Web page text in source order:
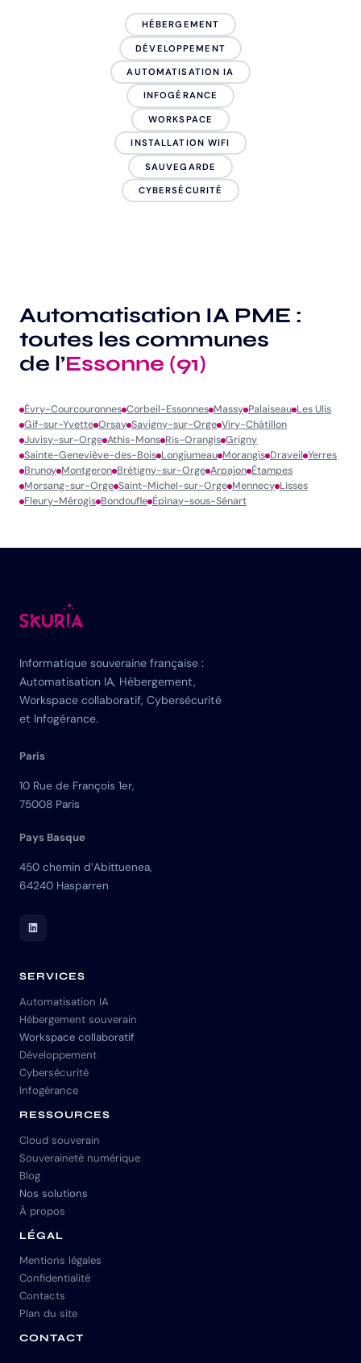
HÉBERGEMENT
DÉVELOPPEMENT
AUTOMATISATION IA
INFOGÉRANCE
WORKSPACE
INSTALLATION WIFI
SAUVEGARDE
CYBERSÉCURITÉ
Automatisation IA PME :
toutes les communes
de l’Essonne (91)
Évry-Courcouronnes Corbeil-Essonnes Massy Palaiseau Les Ulis
Gif-sur-Yvette Orsay Savigny-sur-Orge Viry-Châtillon
Juvisy-sur-Orge Athis-Mons Ris-Orangis Grigny
Sainte-Geneviève-des-Bois Longjumeau Morangis Draveil Yerres
Brunoy Montgeron Brétigny-sur-Orge Arpajon Étampes
Morsang-sur-Orge Saint-Michel-sur-Orge Mennecy Lisses
Fleury-Mérogis Bondoufle Épinay-sous-Sénart
Informatique souveraine française :
Automatisation IA, Hébergement,
Workspace collaboratif, Cybersécurité
et Infogérance.
Paris
10 Rue de François 1er,
75008 Paris
Pays Basque
450 chemin d’Abittuenea,
64240 Hasparren
LinkedIn Skuria
SERVICES
Automatisation IA
Hébergement souverain
Workspace collaboratif
Développement
Cybersécurité
Infogérance
RESSOURCES
Cloud souverain
Souveraineté numérique
Blog
Nos solutions
À propos
LÉGAL
Mentions légales
Confidentialité
Contacts
Plan du site
CONTACT